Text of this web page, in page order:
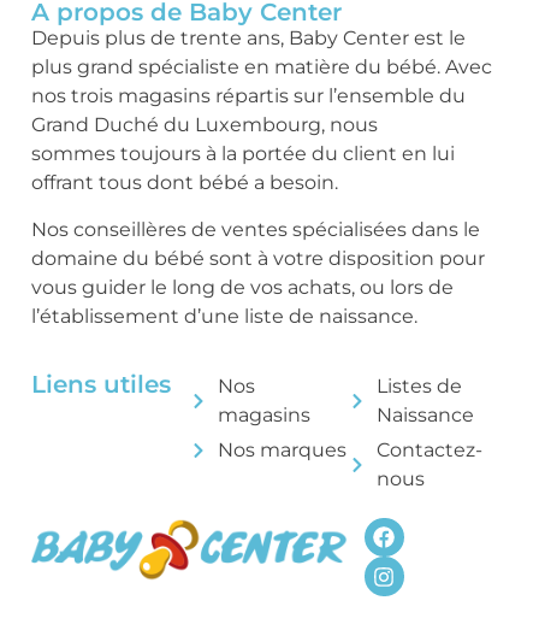
A propos de Baby Center
Depuis plus de trente ans, Baby Center est le
plus grand spécialiste en matière du bébé. Avec
nos trois magasins répartis sur l’ensemble du
Grand Duché du Luxembourg, nous
sommes toujours à la portée du client en lui
offrant tous dont bébé a besoin.
Nos conseillères de ventes spécialisées dans le
domaine du bébé sont à votre disposition pour
vous guider le long de vos achats, ou lors de
l’établissement d’une liste de naissance.
Liens utiles
Nos
magasins
Nos marques
Listes de
Naissance
Contactez-
nous